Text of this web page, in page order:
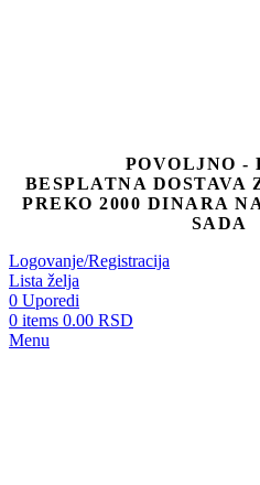
POVOLJNO -
BESPLATNA DOSTAVA
PREKO 2000 DINARA
SADA
Logovanje/Registracija
Lista želja
0 Uporedi
0 items 0.00 RSD
Menu